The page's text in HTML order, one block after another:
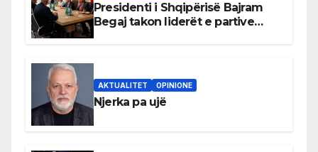
Presidenti i Shqipërisë Bajram
Begaj takon liderët e partive
AKTUALITET OPINIONE
Njerka pa ujë